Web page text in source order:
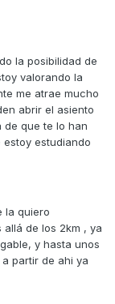
la posibilidad de
valorando la
me atrae mucho
abrir el asiento
de que te lo han
estudiando
la quiero
de los 2km , ya
y hasta unos
partir de ahi ya